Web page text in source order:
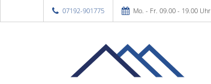
07192-901775 Mo. - Fr. 09.00 - 19.00 Uhr